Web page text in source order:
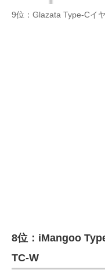
9位：Glazata Type-Cイ
8位：iMangoo
TC-W